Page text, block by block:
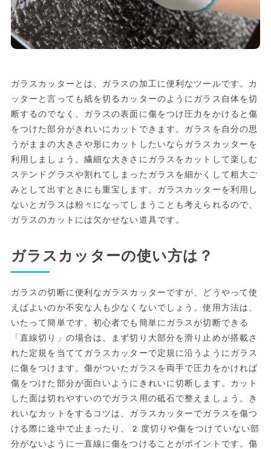
ガラスカッターとは、ガラスの加工に便利なツールです。カ
ッターと言っても紙を切るカッターのようにガラス自体を切
断するのでなく、ガラスの表面に傷をつけ圧力をかけると傷
をつけた部分がきれいにカットできます。ガラスを自分の思
うがままの大きさや形にカットしたいならガラスカッターを
利用しましょう。繊細な大きさにガラスをカットして楽しむ
ステンドグラスや割れてしまったガラスを細かくして粗大ご
みとして出すときにも重宝します。ガラスカッターを利用し
ないとガラスは粉々になってしまうことも考えられるので、
ガラスのカットには欠かせない道具です。
ガラスカッターの使い方は？
ガラスの切断に便利なガラスカッターですが、どうやって使
えばよいのか不安な人も少なくないでしょう。使用方法は、
いたって簡単です。初心者でも簡単にガラスが切断できる
「直線切り」の場合は、まず切り大部分を滑り止めが搭載さ
れた定規を当ててガラスカッターで定規に沿うようにガラス
に傷をつけます。傷がついたガラスを両手で圧力をかければ
傷をつけた部分が面白いようにきれいに切断します。カット
した面は切れやすいのでガラス用の砥石で整えましょう。き
れいなカットをするコツは、ガラスカッターでガラスを傷つ
ける際に途中で止まったり、2度切りや傷をつけていない部
分がないように一直線に傷をつけることがポイントです。傷